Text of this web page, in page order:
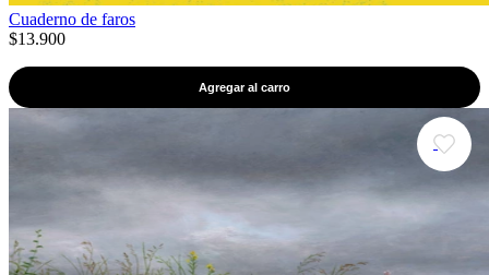
Cuaderno de faros
$13.900
Agregar al carro